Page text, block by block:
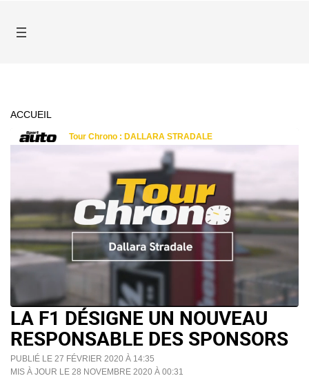
ACCUEIL
LA F1 DÉSIGNE UN NOUVEAU
RESPONSABLE DES SPONSORS
PUBLIÉ LE 27 FÉVRIER 2020 À 14:35
MIS À JOUR LE 28 NOVEMBRE 2020 À 00:31